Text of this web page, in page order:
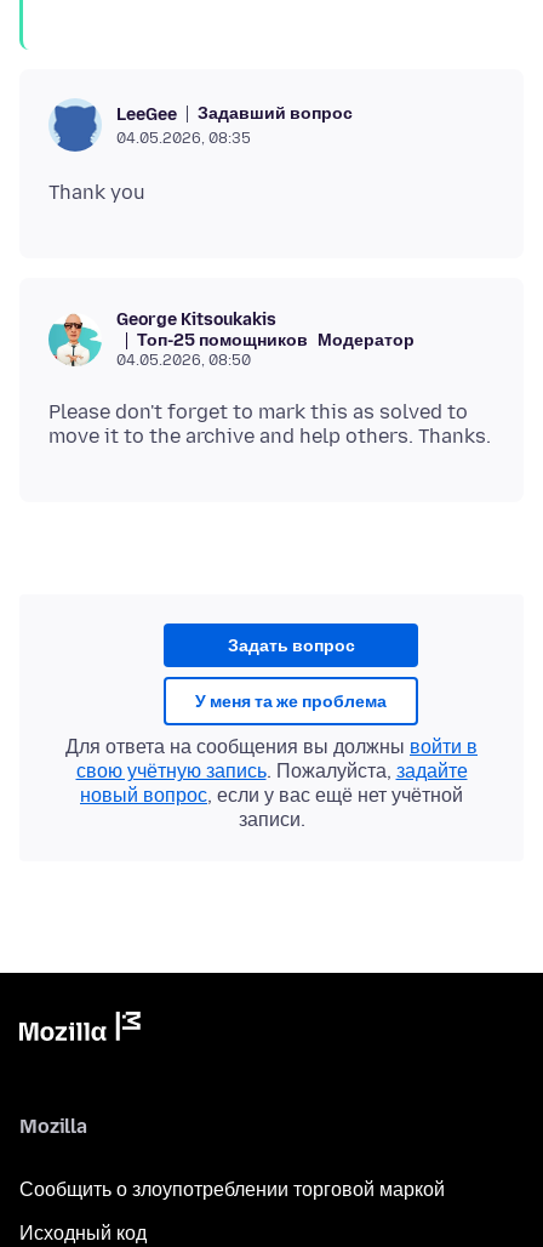
LeeGee Задавший вопрос
04.05.2026, 08:35
George Kitsoukakis
Топ-25 помощников Модератор
04.05.2026, 08:50
Please don't forget to mark this as solved to
Задать вопрос
У меня та же проблема
Для ответа на сообщения вы должны войти в
свою учётную запись. Пожалуйста, задайте
новый вопрос, если у вас ещё нет учётной
записи.
Mozilla
Сообщить о злоупотреблении торговой маркой
Исходный код